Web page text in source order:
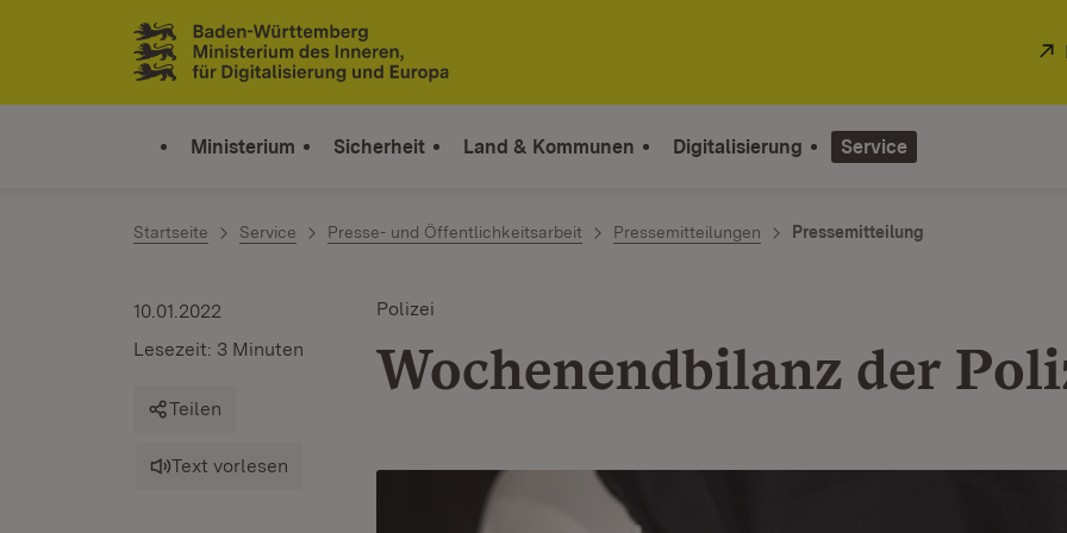
Zum Inhalt springen
Link zur Startseite
Ministerium Sicherheit Land & Kommunen Digitalisierung Service
Startseite Service Presse- und Öffentlichkeitsarbeit Pressemitteilungen Pressemitteilung
Polizei
Wochenendbilanz der
10.01.2022
Lesezeit: 3 Minuten
Teilen
Text vorlesen